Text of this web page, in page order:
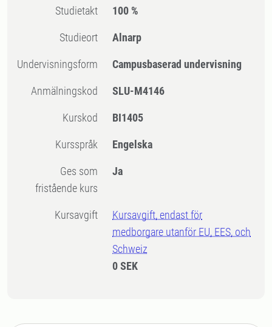
Studietakt 100 %
Studieort Alnarp
Undervisningsform Campusbaserad undervisning
Anmälningskod SLU-M4146
Kurskod BI1405
Kursspråk Engelska
Ges som
fristående kurs
Ja
Kursavgift
Kursavgift, endast för
medborgare utanför EU, EES, och
Schweiz
0 SEK